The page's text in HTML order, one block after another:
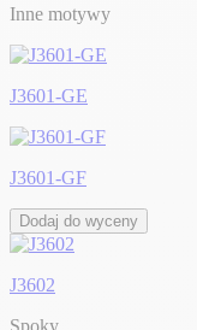
Inne motywy
J3601-GE
J3601-GF
Dodaj do wyceny
J3602
Spoky